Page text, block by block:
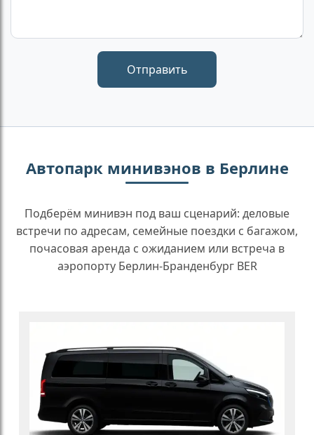
Автопарк минивэнов в Берлине
Подберём минивэн под ваш сценарий: деловые
встречи по адресам, семейные поездки с багажом,
почасовая аренда с ожиданием или встреча в
аэропорту Берлин-Бранденбург BER